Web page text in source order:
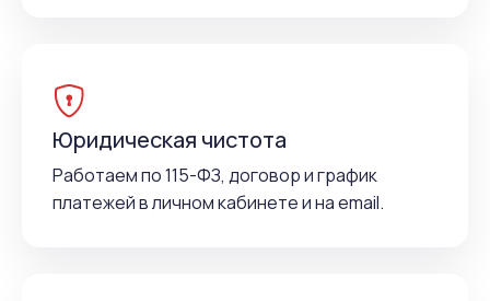
Юридическая чистота
Работаем по 115-ФЗ, договор и график
платежей в личном кабинете и на email.